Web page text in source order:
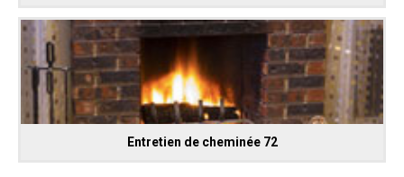
Entretien de cheminée 72